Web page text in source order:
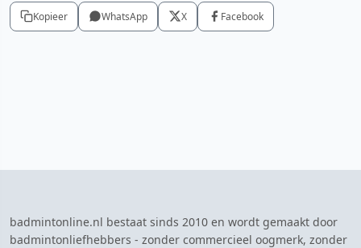
Kopieer WhatsApp X Facebook
badmintonline.nl bestaat sinds 2010 en wordt gemaakt door
badmintonliefhebbers - zonder commercieel oogmerk, zonder